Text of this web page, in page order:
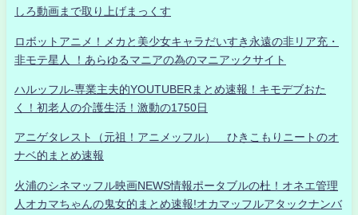
しろ動画まで取り上げまっくす
ロボットアニメ！メカと美少女キャラだいすき永遠の非リア充・
非モテ星人 ！あらゆるマニアの為のマニアックサイト
ハルッフル-専業主夫的YOUTUBERまとめ速報！キモデブおた
く！初老人の介護生活！激動の1750日
アニゲタレスト（元祖！アニメッフル） ひきこもりニートのオ
ナベ的まとめ速報
火浦のシネマッフル映画NEWS情報ポータブルの杜！オネエ管理
人オカマちゃんの鬼女的まとめ速報!オカマッフルアタックナンバ